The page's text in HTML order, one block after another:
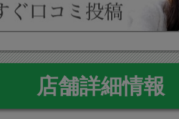
店舗詳細情報